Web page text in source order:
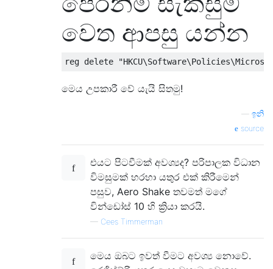
වෙත ආපසු යන්න
මෙය උපකාරී වේ යැයි සිතමු!
ඉනි
source
එයට පිටවීමක් අවශ්‍යද? පරිපාලක විධාන
විමසුමක් හරහා යතුර එක් කිරීමෙන්
පසුව, Aero Shake තවමත් මගේ
වින්ඩෝස් 10 හි ක්‍රියා කරයි.
— Cees Timmerman
මෙය ඔබට ඉවත් වීමට අවශ්‍ය නොවේ.